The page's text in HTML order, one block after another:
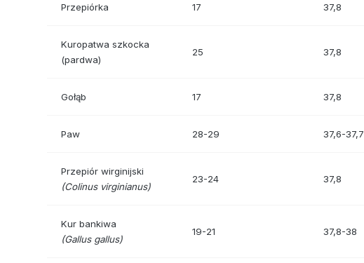
Przepiórka 17 37,8
Kuropatwa szkocka
(pardwa)
25 37,8
Gołąb 17 37,8
Paw 28-29 37,6-37,7
Przepiór wirginijski
(Colinus virginianus)
23-24 37,8
Kur bankiwa
(Gallus gallus)
19-21 37,8-38